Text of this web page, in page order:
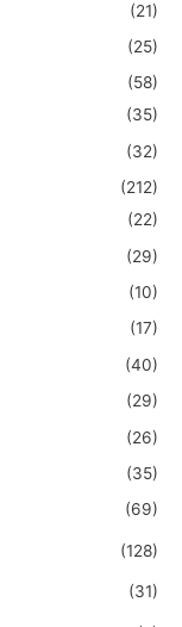
(21)
(25)
(58)
(35)
(32)
(212)
(22)
(29)
(10)
(17)
(40)
(29)
(26)
(35)
(69)
(128)
(31)